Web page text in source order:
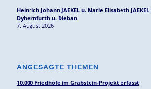
Heinrich Johann JAEKEL u. Marie Elisabeth JAEKEL
Dyhernfurth u. Dieban
7. August 2026
ANGESAGTE THEMEN
10.000 Friedhöfe im Grabstein-Projekt erfasst